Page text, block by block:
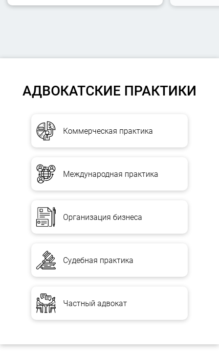
АДВОКАТСКИЕ ПРАКТИКИ
Коммерческая практика
Международная практика
Организация бизнеса
Судебная практика
Частный адвокат